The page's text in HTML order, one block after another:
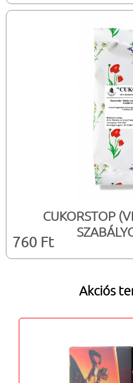
CUKORSTOP
760 Ft
Akciós